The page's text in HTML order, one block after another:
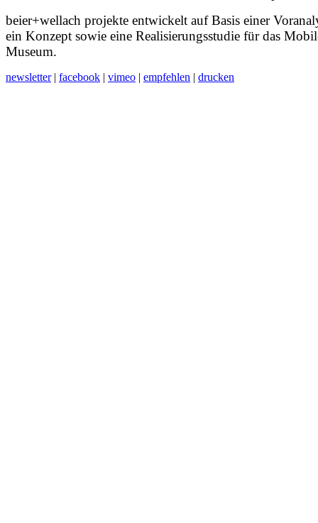
beier+wellach projekte entwickelt auf Basis einer
ein Konzept sowie eine Realisierungsstudie für das
Museum.
newsletter| facebook | vimeo | empfehlen | drucken